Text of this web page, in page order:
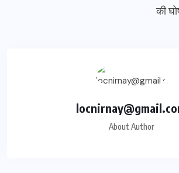
की
About Author